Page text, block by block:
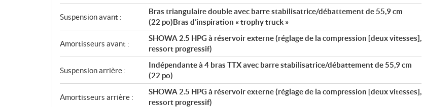
Suspension avant :
Bras triangulaire double avec barre stabilisatrice/débattement de 55,9 cm
(22 po)Bras d’inspiration « trophy truck »
Amortisseurs avant :
SHOWA 2.5 HPG à réservoir externe (réglage de la compression [deux vitesses],
ressort progressif)
Suspension arrière :
Indépendante à 4 bras TTX avec barre stabilisatrice/débattement de 55,9 cm
(22 po)
Amortisseurs arrière :
SHOWA 2.5 HPG à réservoir externe (réglage de la compression [deux vitesses],
ressort progressif)